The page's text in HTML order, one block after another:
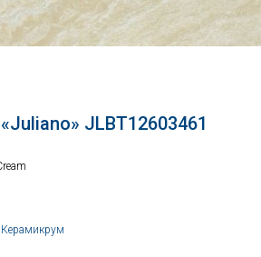
JLBT12603461
Керамикрум